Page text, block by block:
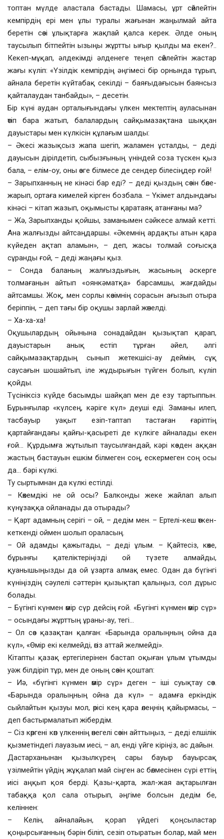
топтан мүлде аластала бастады. Шамасы, ұрт сөйлейтін
кемпірдің ері мен ұлы туралы жағынан жаңылмай айта
беретін сөзі ұлықтарға жақпай қалса керек. Әлде оның
таусылып бітпейтін ызыңы жұртты ығыр қылды ма екен?..
Кекеп-мұқап, әлдекімді әлденеге теңеп сөйлейтін жастар
жағы күліп: «Үзілдік кемпірдің әңгімесі бір орнында тұрып,
айнала беретін күйтабақ секілді – баяғыдағысын баянсыз
қайталаудан танбайды», – десетін.
Бір күні аудан орталығындағы үлкен мектептің ауласынан
өтіп бара жатып, балалардың сайқымазақтана шыққан
дауыстары мен күлкісін құлағым шалды:
– Әкесі жазықсыз жапа шегіп, жаламен ұсталды, – деді
дауысын дірілдетіп, сыбызғының үніндей соза түскен қыз
бала, – елім-оу, оны өзге білмесе де сендер білесіңдер ғой!
– Зарыпханның не кінәсі бар еді? – деді қыздың сөзін бөле-
жарып, ортаға кимелей кірген бозбала. – Үкімет алдындағы
кінәсі – кітап жазып, оқымысты қаратаяқ атанғаны ма?
– Жә, Зарыпханды қойшы, заманымен сәйкесе алмай кетті.
Ана жалғызды айтсаңдаршы. «Әкемнің ардақты атын қара
күйеден ақтап аламын», – деп, жасы толмай соғысқа
сұранды ғой, – деді жаңағы қыз.
– Сонда баланың жалғыздығын, жасының әскерге
толмағанын айтып «оянкәматқа» барсамшы, жағдайды
айтсамшы. Жоқ, мен сорлы көзімнің сорасын ағызып отыра
беріппін, – деп тағы бір оқушы зарлай жөнелді.
– Ха-ха-ха!
Оқушылардың ойынына сонадайдан қызықтап қарап,
дауыстарын анық естіп тұрған әйел, әлгі
сайқымазақтардың сынып жетекшісі-ау деймін, сұқ
саусағын шошайтып, іле жұдырығын түйген болып, күліп
қойды.
Түсініксіз күйде басымды шайқап мен де езу тартыппын.
Бұрынғылар «күлсең, кәріге күл» деуші еді. Заманы илеп,
тасбауыр уақыт езіп-таптап тастаған ғаріптің
қартайғандағы қайғы-қасыреті де күлкіге айналады екен
ғой… Құрдымға жұтылып таусылғандай, кәрі көзден аққан
жастың бастауын ешкім білмеген соң, ескермеген соң осы
да… бәрі күлкі.
Ту сыртымнан да күлкі естілді.
– Көкемдікі не ой осы? Балконды жеке жайлап алып
күнұзаққа ойланады да отырады?
– Қарт адамның серігі – ой, – дедім мен. – Ертелі-кеш өткен-
кеткенді оймен шолып ораласың.
– Ой адамды қажытады, – деді ұлым. – Қайтесіз, көке,
бұрынғы қателіктеріңізді ой түзете алмайды,
қуанышыңызды да ой ұзарта алмақ емес. Одан да бүгінгі
күніңіздің сәулелі сәттерін қызықтап қалыңыз, сол дұрыс
болады.
– Бүгінгі күнмен өмір сүр дейсің ғой. «Бүгінгі күнмен өмір сүр»
– осындағы жұрттың ұраны-ау, тегі…
– Ол сөз қазақтан қалған: «Барында оралыңның ойна да
күл», «Өмір екі келмейді, өгіз аттай желмейді».
Кітапты қазақ ертегілерінен бастап оқыған ұлым ұтымды
уәж білдіріп тұр, мен де оның сөзін қоштап:
– Иә, «бүгінгі күнмен өмір сүр» деген – іші суықтау сөз.
«Барында оралыңның ойна да күл» – адамға еркіндік
сыйлайтын қызуы мол, өрісі кең қара өлеңнің қайырмасы, –
деп бастырмалатып жібердім.
– Сіз көргені көп үлкеннің өнегелі сөзін айттыңыз, – деді елшілік
қызметіндегі лауазым иесі, – ал, енді үйге кіріңіз, ас дайын.
Дастарханынан қызылкүрең сары бауыр бауырсақ
үзілмейтін үйдің жұқалап май сіңген ас бөлмесінен сүрі еттің
иісі аңқып қоя берді. Қазы-қарта, жал-жая ақтарылған
табаққа қол сала отырып, әңгіме болсын дедім бе,
келіннен:
– Келін, айналайын, қорап үйдегі қоңсыластар
қоңырсығанның бәрін біліп, сезіп отыратын болар, май мен